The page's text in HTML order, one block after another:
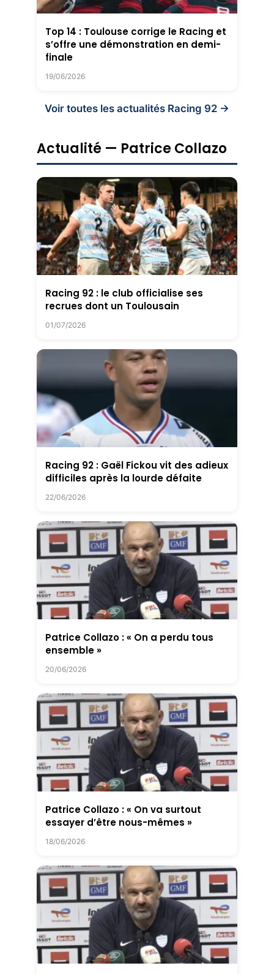
Top 14 : Toulouse corrige le Racing et
s’offre une démonstration en demi-
finale
19/06/2026
Voir toutes les actualités Racing 92 →
Actualité — Patrice Collazo
Racing 92 : le club officialise ses
recrues dont un Toulousain
01/07/2026
Racing 92 : Gaël Fickou vit des adieux
difficiles après la lourde défaite
22/06/2026
Patrice Collazo : « On a perdu tous
ensemble »
20/06/2026
Patrice Collazo : « On va surtout
essayer d’être nous-mêmes »
18/06/2026